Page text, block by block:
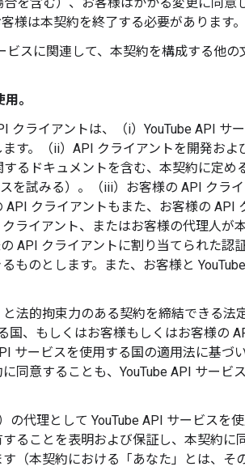
様は本契約を終了する必要があります。
ビスに関連して、本契約を構成する他
。
クライアントは、（i）YouTube API サ
す。（ii）API クライアントを開発お
するドキュメントを含む、本契約に定め
を試みる）。（iii）お客様の API クラ
API クライアントもまた、お客様の API
ライアント、またはお客様の代理人が
API クライアントに割り当てられた
ものとします。また、お客様と
と法的拘束力のある契約を締結できる
国、もしくはお客様もしくはお客様の
サービスを使用する国の適用法に基づ
同意することも、YouTube API サービ
の代理として YouTube API サービスを
ることを表明および保証し、本契約に
（本契約における「あなた」とは、そ